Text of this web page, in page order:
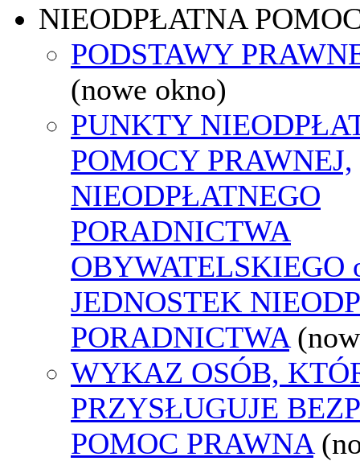
NIEODPŁATNA
PODSTAWY
(nowe okno)
PUNKTY
POMOCY PRAWNEJ,
NIEODPŁATNEGO
PORADNICTWA
OBYWATELSKIEGO
JEDNOSTEK
PORADNICTWA
WYKAZ OSÓB,
PRZYSŁUGUJE
POMOC PRAWNA